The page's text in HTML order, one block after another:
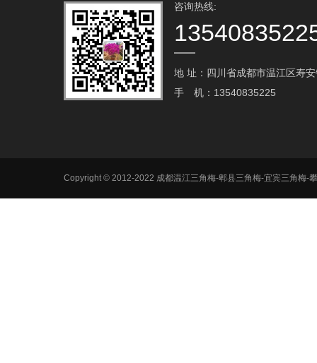
咨询热线:
地 址：四川省成都市温江区寿
手 机：13540835225
Copyright © 2012-2022 成都温江三角梅-郫县三角梅-宜宾三角梅